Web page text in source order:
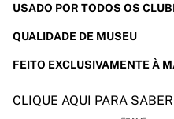
USADO POR TODOS OS
QUALIDADE DE MUSEU
FEITO EXCLUSIVAMENTE À
CLIQUE AQUI PARA